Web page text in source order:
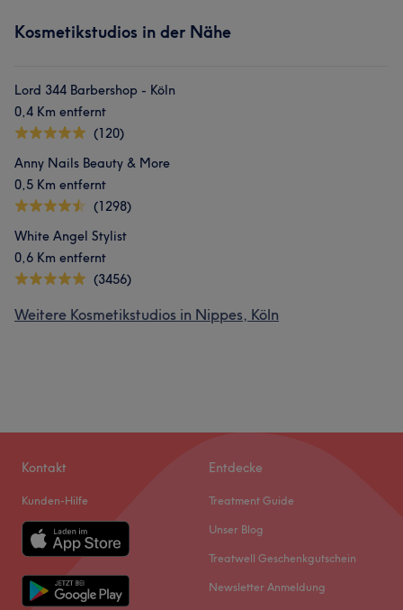
Kosmetikstudios in der Nähe
Lord 344 Barbershop - Köln
0,4 Km entfernt
(120)
Anny Nails Beauty & More
0,5 Km entfernt
(1298)
White Angel Stylist
0,6 Km entfernt
(3456)
Weitere Kosmetikstudios in Nippes, Köln
Kontakt
Kunden-Hilfe
Entdecke
Treatment Guide
Unser Blog
Treatwell Geschenkgutschein
Newsletter Anmeldung